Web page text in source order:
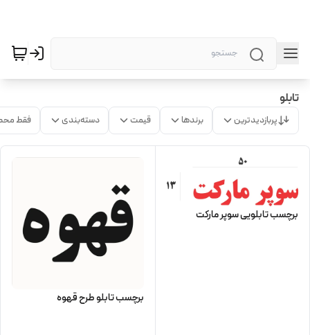
تابلو
پربازدیدترین برندها قیمت دسته‌بندی فقط
برچسب تابلویی سوپر مارکت
برچسب تابلو طرح قهوه